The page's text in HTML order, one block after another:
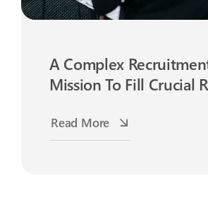
A Complex
Mission To Fill Crucial
Read More